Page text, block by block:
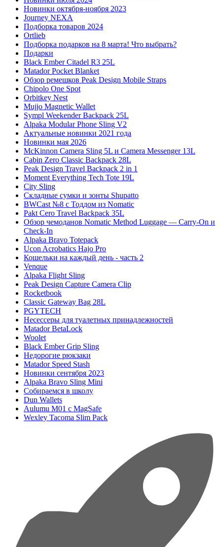
Новинки октября-ноября 2023
Journey NEXA
Подборка товаров 2024
Ortlieb
Подборка подарков на 8 марта! Что выбрать?
Подарки
Black Ember Citadel R3 25L
Matador Pocket Blanket
Обзор ремешков Peak Design Mobile Straps
Chipolo One Spot
Orbitkey Nest
Mujjo Magnetic Wallet
Sympl Weekender Backpack 25L
Alpaka Modular Phone Sling V2
Актуальные новинки 2021 года
Новинки мая 2026
McKinnon Camera Sling 5L и Camera Messenger 13L
Cabin Zero Classic Backpack 28L
Peak Design Travel Backpack 2 in 1
Moment Everything Tech Tote 19L
City Sling
Складные сумки и зонты Shupatto
BWCast №8 с Тоддом из Nomatic
Pakt Cero Travel Backpack 35L
Обзор чемоданов Nomatic Method Luggage — Carry-On и
Check-In
Alpaka Bravo Totepack
Ucon Acrobatics Hajo Pro
Кошельки на каждый день - часть 2
Venque
Alpaka Flight Sling
Peak Design Capture Camera Clip
Rocketbook
Classic Gateway Bag 28L
PGYTECH
Несессеры для туалетных принадлежностей
Matador BetaLock
Woolet
Black Ember Grip Sling
Недорогие рюкзаки
Matador Speed Stash
Новинки сентября 2023
Alpaka Bravo Sling Mini
Собираемся в школу
Dun Wallets
Aulumu M01 с MagSafe
Wexley Tacoma Slim Pack